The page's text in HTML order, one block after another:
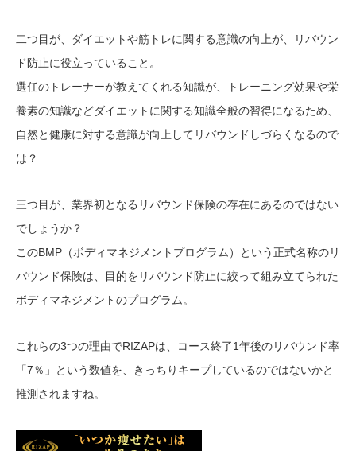
二つ目が、ダイエットや筋トレに関する意識の向上が、リバウン
ド防止に役立っていること。
選任のトレーナーが教えてくれる知識が、トレーニング効果や栄
養素の知識などダイエットに関する知識全般の習得になるため、
自然と健康に対する意識が向上してリバウンドしづらくなるので
は？
三つ目が、業界初となるリバウンド保険の存在にあるのではない
でしょうか？
このBMP（ボディマネジメントプログラム）という正式名称のリ
バウンド保険は、目的をリバウンド防止に絞って組み立てられた
ボディマネジメントのプログラム。
これらの3つの理由でRIZAPは、コース終了1年後のリバウンド率
「7％」という数値を、きっちりキープしているのではないかと
推測されますね。